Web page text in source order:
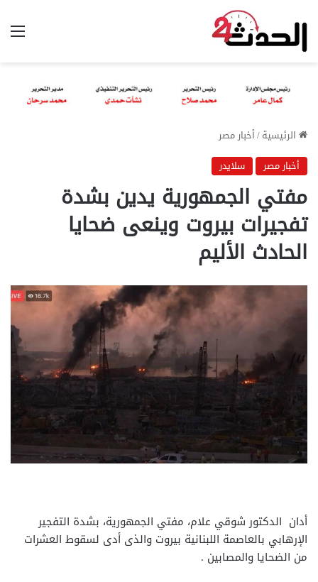
الرئيسية/أخبار مصر
أخبار مصر
سلايدر
مفتي الجمهورية يدين بشدة
تفجيرات بيروت وينعى ضحايا
الحادث الأليم
أدان الدكتور شوقي علام، مفتي الجمهورية، بشدة التفجير
الإرهابي بالعاصمة اللبنانية بيروت والذى أدى لسقوط العشرات
من الضحايا والمصابين .